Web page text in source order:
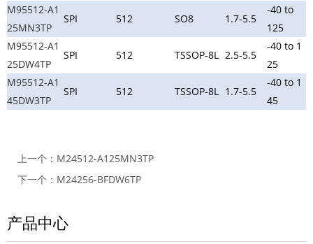
M95512-A1
25MN3TP
SPI 512 SO8 1.7-5.5
-40 to
125
M95512-A1
25DW4TP
SPI 512 TSSOP-8L 2.5-5.5
-40 to 1
25
M95512-A1
45DW3TP
SPI 512 TSSOP-8L 1.7-5.5
-40 to 1
45
上一个： M24512-A125MN3TP
下一个： M24256-BFDW6TP
产品中心